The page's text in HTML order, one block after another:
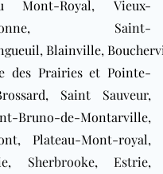
Mont-Royal, Vieux-
, Saint-
, Blainville,
des PrairiesetPointe-
, Saint Sauveur,
Bruno-de-Montarville,
,Plateau-Mont-royal,
Sherbrooke, Estrie,